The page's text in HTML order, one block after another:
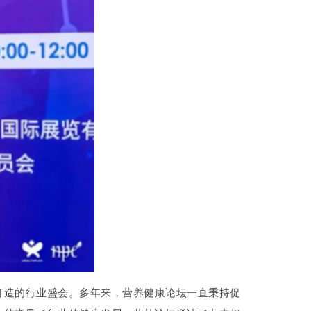
的行业盛会。多年来，营养健康论坛一直秉持促